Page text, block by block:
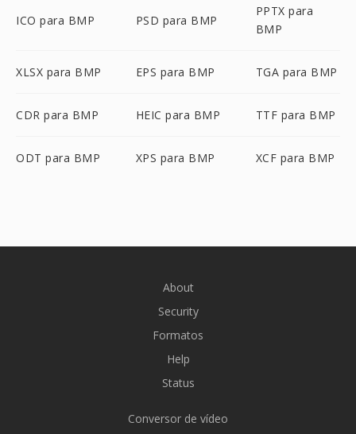
ICO para BMP PSD para BMP
PPTX para
BMP
XLSX para BMP EPS para BMP TGA para BMP
CDR para BMP HEIC para BMP TTF para BMP
ODT para BMP XPS para BMP XCF para BMP
About
Security
Formatos
Help
Status
Conversor de vídeo